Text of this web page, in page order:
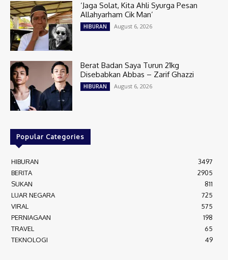
‘Jaga Solat, Kita Ahli Syurga Pesan
Allahyarham Cik Man’
HIBURAN August 6, 2026
Berat Badan Saya Turun 21kg
Disebabkan Abbas – Zarif Ghazzi
HIBURAN August 6, 2026
Popular Categories
HIBURAN
3497
BERITA
2905
SUKAN
811
LUAR NEGARA
725
VIRAL
575
PERNIAGAAN
198
TRAVEL
65
TEKNOLOGI
49